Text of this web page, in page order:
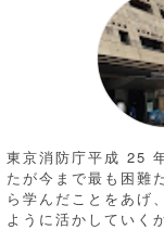
東京消防庁平成 25
たが今まで最も困難
ら学んだことをあげ
ように活かしていく